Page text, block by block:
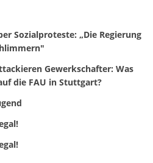
Sozialproteste: „Die Regierung
Gewerkschafter: Was
die FAU in Stuttgart?